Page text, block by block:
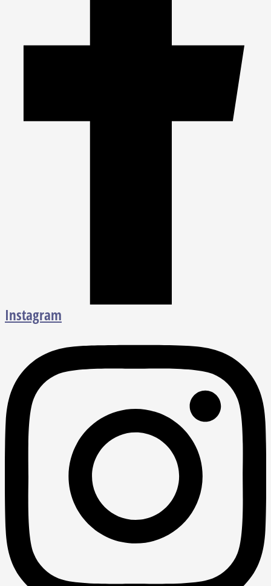
Instagram